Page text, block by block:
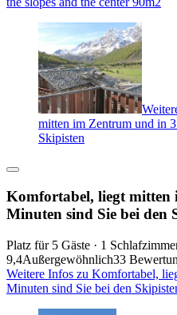
mitten im Zentrum und in
Skipisten
Komfortabel, liegt
Minuten sind Sie bei den
Platz für 5 Gäste · 1
9,4Außergewöhnlich33
Weitere Infos zu Komfortabel,
Minuten sind Sie bei den